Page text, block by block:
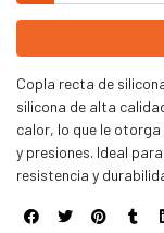
Copla recta de
silicona de alta
calor, lo que le
y presiones. Ideal
resistencia y